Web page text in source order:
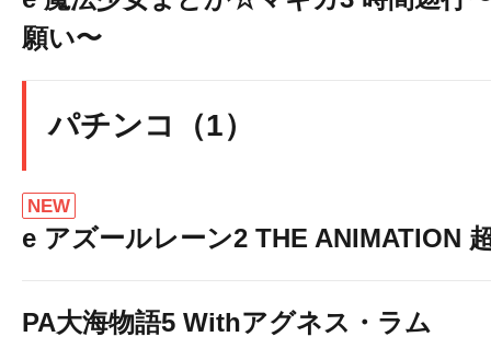
願い〜
パチンコ（1）
NEW
e アズールレーン2 THE ANIMATION
PA大海物語5 Withアグネス・ラム